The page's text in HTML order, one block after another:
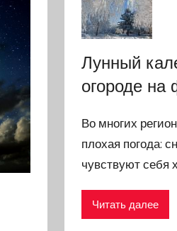
Лунный
огороде на
Во многих
плохая погода:
чувствуют себя
Читать далее